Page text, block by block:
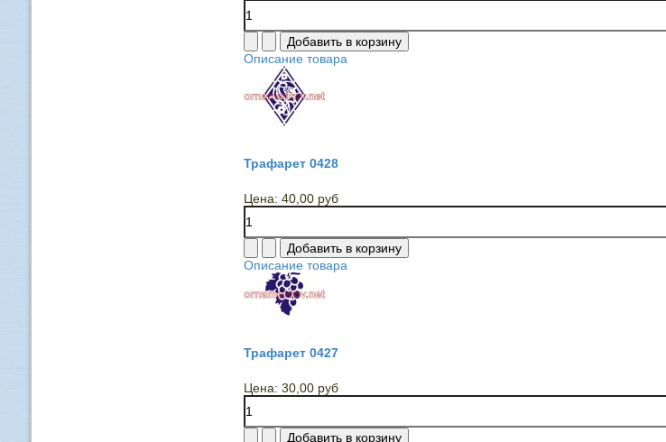
Описание товара
Трафарет 0428
Цена: 40,00 руб
Описание товара
Трафарет 0427
Цена: 30,00 руб